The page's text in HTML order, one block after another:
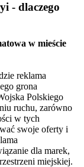
- dlaczego
w mieście
reklama
grona
Polskiego
ruchu, zarówno
w tych
swoje oferty i
dla marek,
miejskiej.